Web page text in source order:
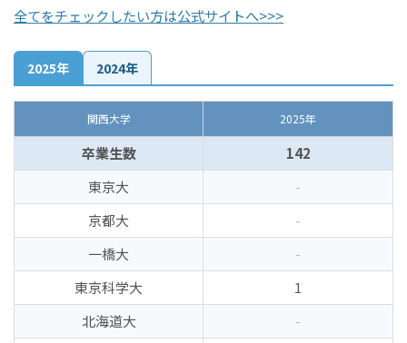
全てをチェックしたい方は公式サイトへ>>>
2025年 2024年
関西大学 2025年
卒業生数
142
東京大
-
京都大
-
一橋大
-
東京科学大
1
北海道大
-